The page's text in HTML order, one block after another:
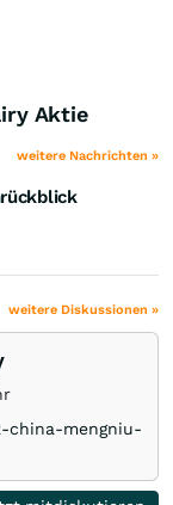
Aktie
weitere Nachrichten »
weitere Diskussionen »
china-mengniu-